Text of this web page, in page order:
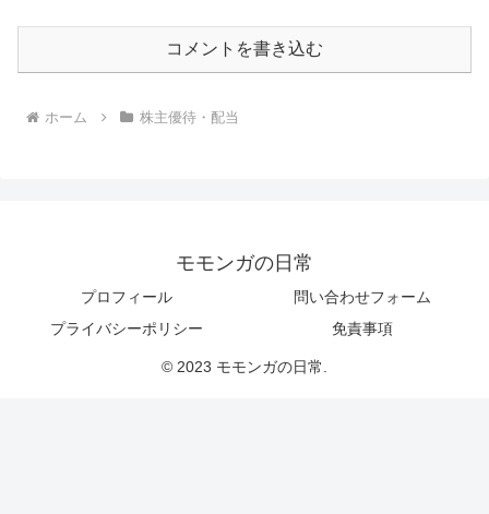
コメントを書き込む
ホーム 株主優待・配当
モモンガの日常
プロフィール
問い合わせフォーム
プライバシーポリシー
免責事項
© 2023 モモンガの日常.